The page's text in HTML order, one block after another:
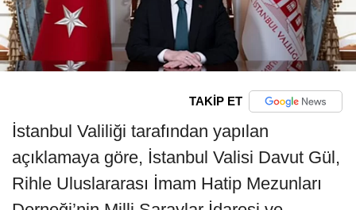
TAKİP ET
İstanbul Valiliği tarafından yapılan
açıklamaya göre, İstanbul Valisi Davut Gül,
Rihle Uluslararası İmam Hatip Mezunları